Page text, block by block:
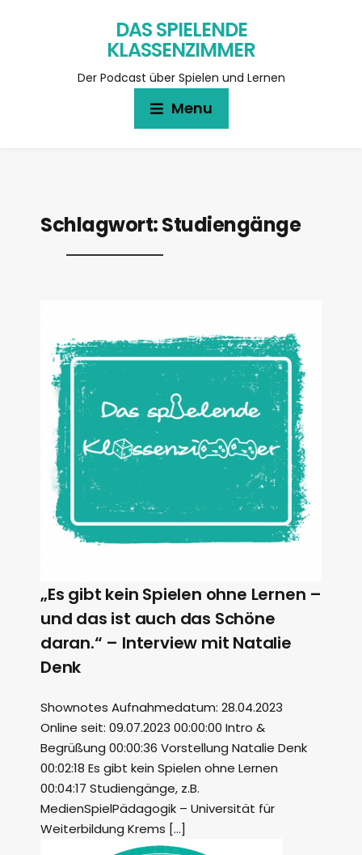
DAS SPIELENDE
KLASSENZIMMER
Der Podcast über Spielen und Lernen
Menu
Schlagwort:Studiengänge
„Es gibt kein Spielen ohne Lernen –
und das ist auch das Schöne
daran.“ – Interview mit Natalie
Denk
Shownotes Aufnahmedatum: 28.04.2023
Online seit: 09.07.2023 00:00:00 Intro &
Begrüßung 00:00:36 Vorstellung Natalie Denk
00:02:18 Es gibt kein Spielen ohne Lernen
00:04:17 Studiengänge, z.B.
MedienSpielPädagogik – Universität für
Weiterbildung Krems […]